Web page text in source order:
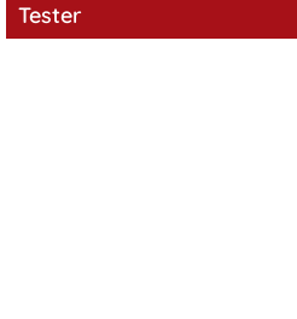
Tester